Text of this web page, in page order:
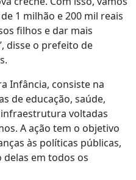
1 milhão e 200 mil reais
filhos e dar mais
disse o prefeito de
Infância, consiste na
de educação, saúde,
voltadas
A ação tem o objetivo
às políticas públicas,
em todos os